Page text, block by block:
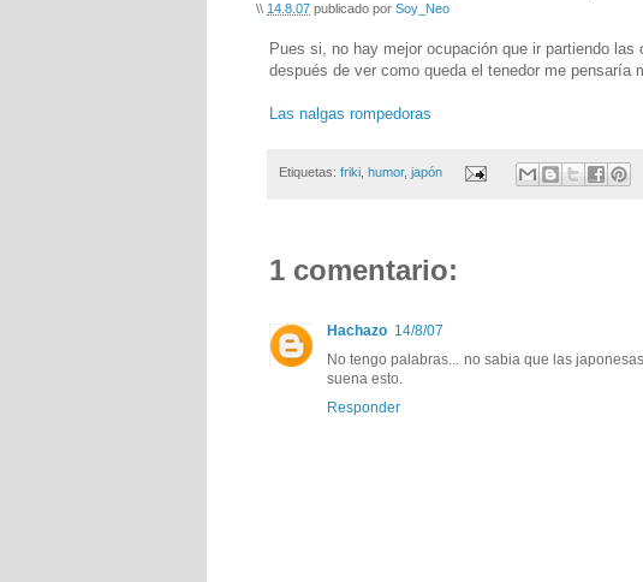
\\ 14.8.07 publicado porSoy_Neo
Pues si, no hay mejor ocupación que ir partiendo
después de ver como queda el tenedor me pensaría
Las nalgas rompedoras
Etiquetas: friki humor, japón
1 comentario:
Hachazo 14/8/07
No tengo palabras... no sabia que las
suena esto.
Responder